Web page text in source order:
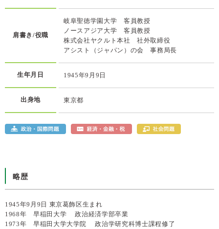
肩書き/役職
岐阜聖徳学園大学 客員教授
ノースアジア大学 客員教授
株式会社ヤクルト本社 社外取締役
アシスト（ジャパン）の会 事務局長
生年月日 1945年9月9日
出身地 東京都
略歴
1945年9月9日 東京葛飾区生まれ
1968年 早稲田大学 政治経済学部卒業
1973年 早稲田大学大学院 政治学研究科博士課程修了